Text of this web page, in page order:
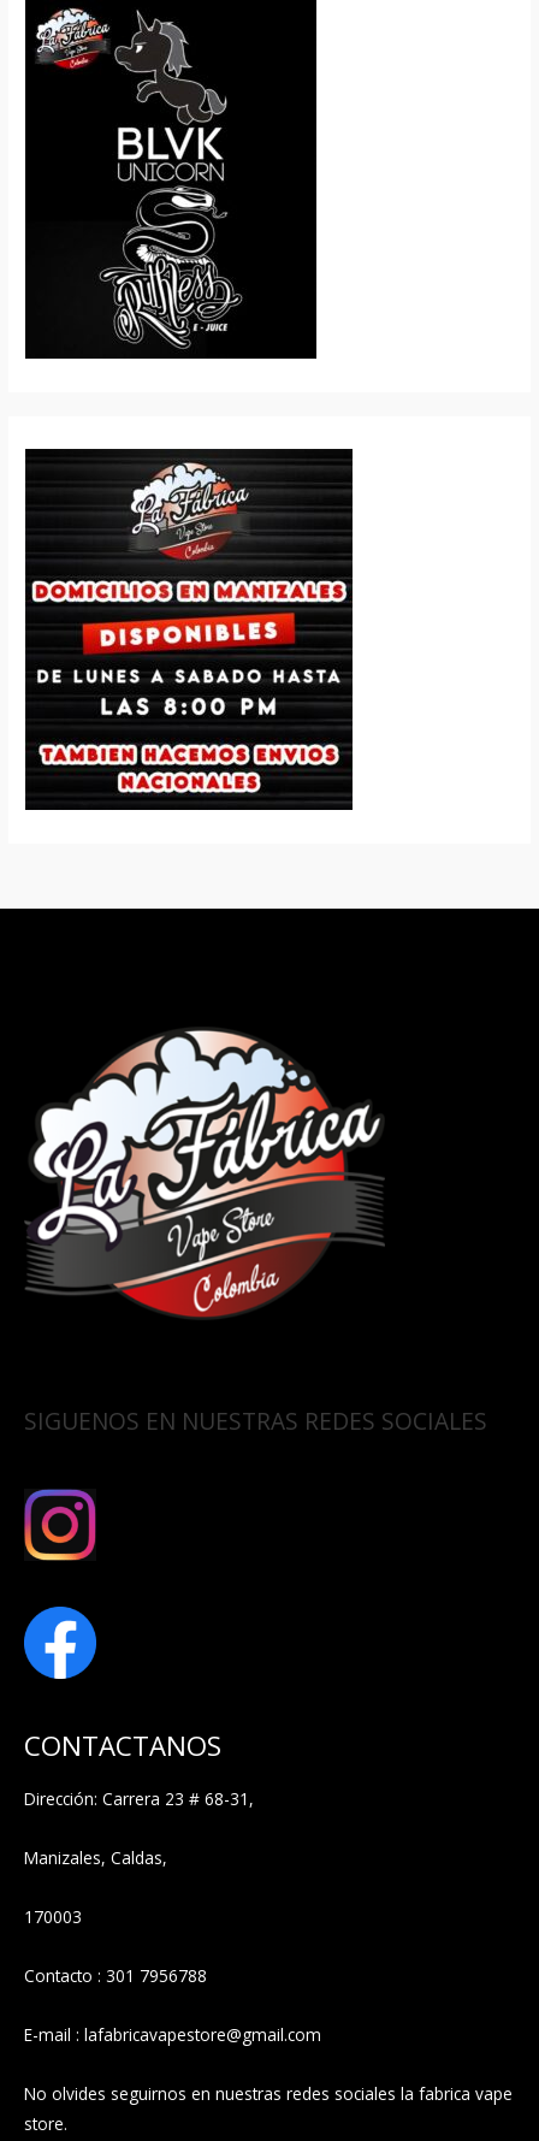
SIGUENOS EN NUESTRAS REDES SOCIALES
CONTACTANOS
Dirección: Carrera 23 # 68-31,
Manizales, Caldas,
170003
Contacto : 301 7956788
E-mail : lafabricavapestore@gmail.com
No olvides seguirnos en nuestras redes sociales la fabrica vape
store.